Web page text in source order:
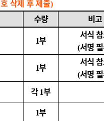
삭제 후 제출)
수량 비고
1부 서식
(서명
1부 서식
(서명
각1부
1부